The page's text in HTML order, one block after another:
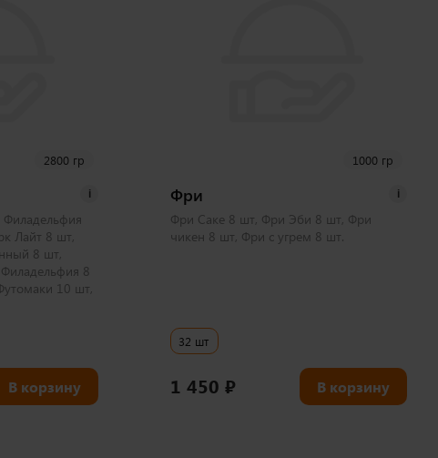
2800 гр
i
Лайт 8 шт,
8 шт,
8
10 шт,
В корзину
1000 гр
Фри i
Фри Саке 8 шт, Фри Эби 8 шт, Фри
чикен 8 шт, Фри с угрем 8 шт.
32 шт
1 450₽ В корзину